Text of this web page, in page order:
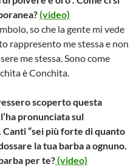
(video)
so che la gente mi vede
rappresento me stessa e non
me stessa. Sono come
è Conchita.
scoperto questa
pronunciata sul
“sei più forte di quanto
la tua barba a ognuno.
per te?(video)